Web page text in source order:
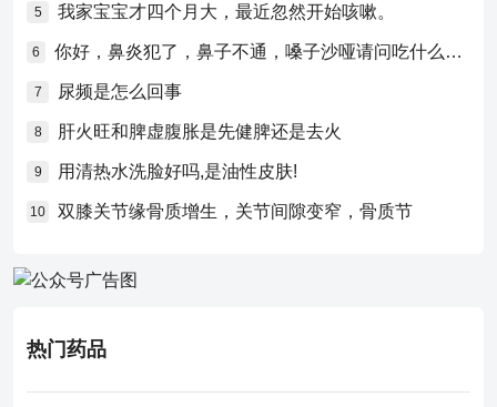
5 我家宝宝才四个月大，最近忽然开始咳嗽。
6 你好，鼻炎犯了，鼻子不通，嗓子沙哑请问吃什么药比较好？
7 尿频是怎么回事
8 肝火旺和脾虚腹胀是先健脾还是去火
9 用清热水洗脸好吗,是油性皮肤!
10 双膝关节缘骨质增生，关节间隙变窄，骨质节
热门药品